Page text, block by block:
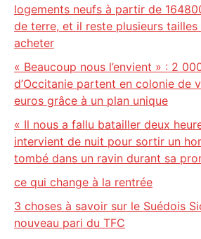
logements neufs à partir de
de terre, et il reste plusieurs tailles
acheter
« Beaucoup nous l’envient » : 2
d’Occitanie partent en colonie de
euros grâce à un plan unique
« Il nous a fallu batailler deux
intervient de nuit pour sortir un
tombé dans un ravin durant sa
ce qui change à la rentrée
3 choses à savoir sur le Suédois
nouveau pari du TFC